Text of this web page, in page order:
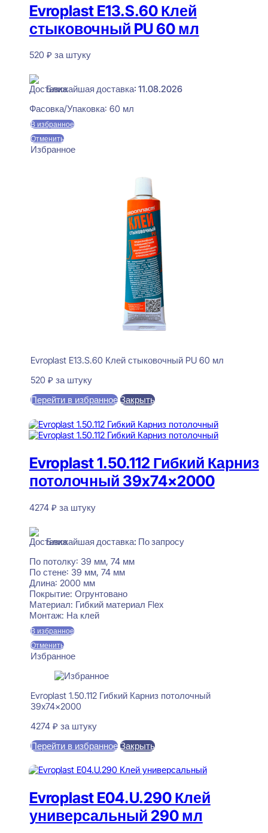
Evroplast E13.S.60 Клей
стыковочный PU 60 мл
520 ₽ за штуку
Ближайшая доставка: 11.08.2026
Фасовка/Упаковка: 60 мл
В избранное
Отменить
Избранное
Evroplast E13.S.60 Клей стыковочный PU 60 мл
520 ₽ за штуку
Перейти в избранное Закрыть
Evroplast 1.50.112 Гибкий Карниз
потолочный 39x74x2000
4274 ₽ за штуку
Ближайшая доставка: По запросу
По потолку: 39 мм, 74 мм
По стене: 39 мм, 74 мм
Длина: 2000 мм
Покрытие: Огрунтовано
Материал: Гибкий материал Flex
Монтаж: На клей
В избранное
Отменить
Избранное
Evroplast 1.50.112 Гибкий Карниз потолочный
39x74x2000
4274 ₽ за штуку
Перейти в избранное Закрыть
Evroplast E04.U.290 Клей
универсальный 290 мл